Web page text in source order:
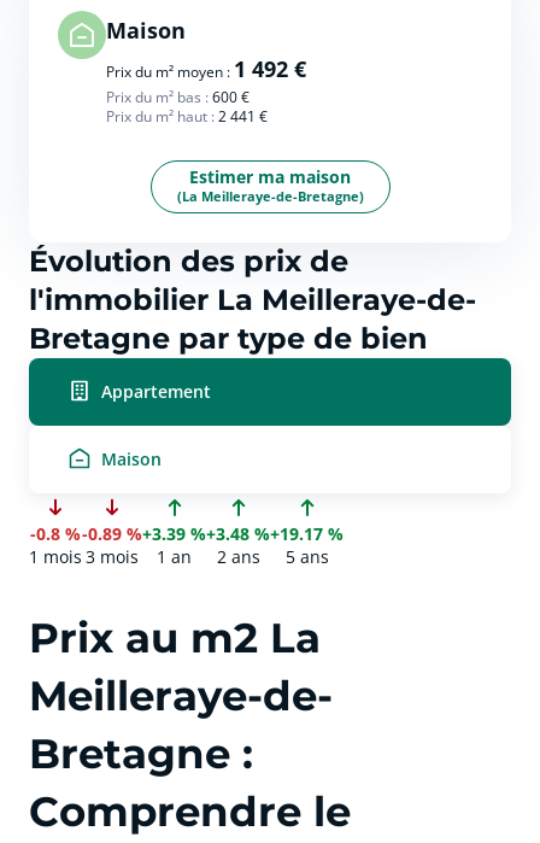
Maison
Prix du m² moyen : 1 492 €
Prix du m² bas :600 €
Prix du m² haut :2 441 €
Estimer ma maison
(La Meilleraye-de-Bretagne)
Évolution des prix de
l'immobilier La Meilleraye-de-
Bretagne par type de bien
Appartement
Maison
-0.8 %
1 mois
-0.89 %
3 mois
+3.39 %
1 an
+3.48 %
2 ans
+19.17 %
5 ans
Prix au m2 La
Meilleraye-de-
Bretagne :
Comprendre le